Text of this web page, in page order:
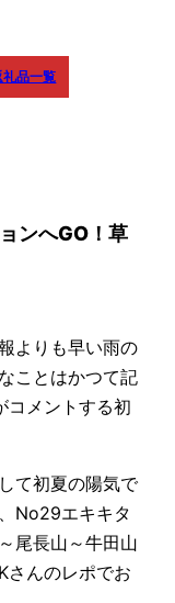
品一覧
ンへGO！草
よりも早い雨の
ことはかつて記
コメントする初
て初夏の陽気で
No29エキキタ
尾長山～牛田山
さんのレポでお